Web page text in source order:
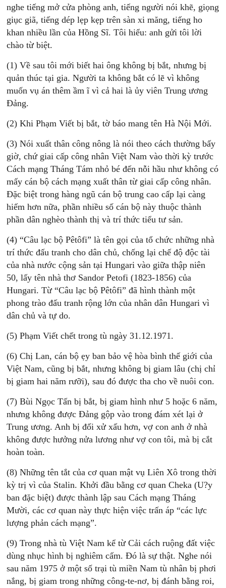
nghe tiếng mở cửa phòng anh, tiếng người nói khẽ, giọng
giục giã, tiếng dép lẹp kẹp trên sàn xi măng, tiếng ho
khan nhiều lần của Hồng Sĩ. Tôi hiểu: anh gửi tôi lời
chào từ biệt.
(1) Về sau tôi mới biết hai ông không bị bắt, nhưng bị
quản thúc tại gia. Người ta không bắt có lẽ vì không
muốn vụ án thêm ầm ĩ vì cả hai là ủy viên Trung ương
Ðảng.
(2) Khi Phạm Viết bị bắt, tờ báo mang tên Hà Nội Mới.
(3) Nói xuất thân công nông là nói theo cách thường bấy
giờ, chứ giai cấp công nhân Việt Nam vào thời kỳ trước
Cách mạng Tháng Tám nhỏ bé đến nỗi hầu như không có
mấy cán bộ cách mạng xuất thân từ giai cấp công nhân.
Ðặc biệt trong hàng ngũ cán bộ trung cao cấp lại càng
hiếm hơn nữa, phần nhiều số cán bộ này thuộc thành
phần dân nghèo thành thị và trí thức tiểu tư sản.
(4) “Câu lạc bộ Pêtôfi” là tên gọi của tổ chức những nhà
trí thức đấu tranh cho dân chủ, chống lại chế độ độc tài
của nhà nước cộng sản tại Hungari vào giữa thập niên
50, lấy tên nhà thơ Sandor Petofi (1823-1856) của
Hungari. Từ “Câu lạc bộ Pêtôfi” đã hình thành một
phong trào đấu tranh rộng lớn của nhân dân Hungari vì
dân chủ và tự do.
(5) Phạm Viết chết trong tù ngày 31.12.1971.
(6) Chị Lan, cán bộ ẹy ban bảo vệ hòa bình thế giới của
Việt Nam, cũng bị bắt, nhưng không bị giam lâu (chị chỉ
bị giam hai năm rưỡi), sau đó được tha cho về nuôi con.
(7) Bùi Ngọc Tấn bị bắt, bị giam hình như 5 hoặc 6 năm,
nhưng không được Ðảng gộp vào trong đám xét lại ở
Trung ương. Anh bị đối xử xấu hơn, vợ con anh ở nhà
không được hưởng nửa lương như vợ con tôi, mà bị cắt
hoàn toàn.
(8) Những tên tắt của cơ quan mật vụ Liên Xô trong thời
kỳ trị vì của Stalin. Khởi đầu bằng cơ quan Cheka (U?y
ban đặc biệt) được thành lập sau Cách mạng Tháng
Mười, các cơ quan này thực hiện việc trấn áp “các lực
lượng phản cách mạng”.
(9) Trong nhà tù Việt Nam kể từ Cải cách ruộng đất việc
dùng nhục hình bị nghiêm cấm. Ðó là sự thật. Nghe nói
sau năm 1975 ở một số trại tù miền Nam tù nhân bị phơi
nắng, bị giam trong những công-te-nơ, bị đánh bằng roi,